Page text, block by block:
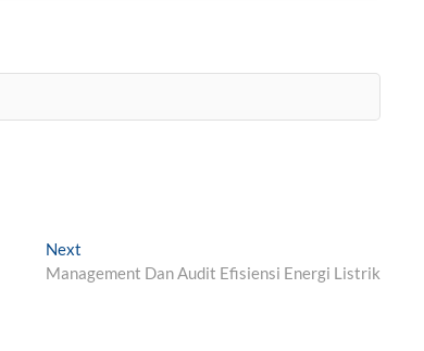
Next
post:
Management Dan Audit Efisiensi Energi Listrik